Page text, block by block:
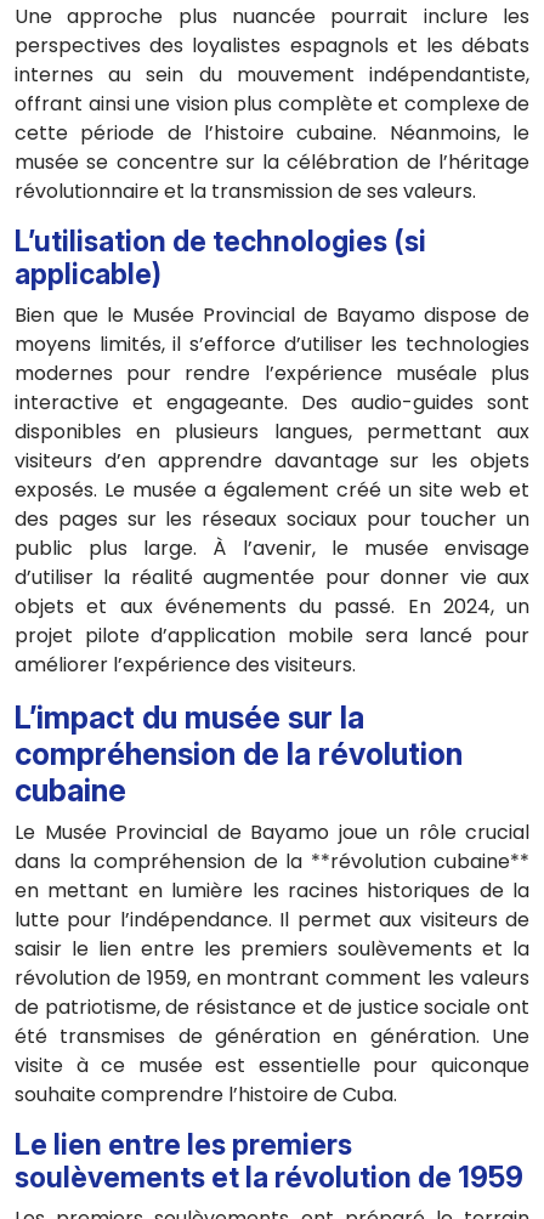
Une approche plus nuancée pourrait inclure les
perspectives des loyalistes espagnols et les débats
internes au sein du mouvement indépendantiste,
offrant ainsi une vision plus complète et complexe de
cette période de l’histoire cubaine. Néanmoins, le
musée se concentre sur la célébration de l’héritage
révolutionnaire et la transmission de ses valeurs.
L’utilisation de technologies (si
applicable)
Bien que le Musée Provincial de Bayamo dispose de
moyens limités, il s’efforce d’utiliser les technologies
modernes pour rendre l’expérience muséale plus
interactive et engageante. Des audio-guides sont
disponibles en plusieurs langues, permettant aux
visiteurs d’en apprendre davantage sur les objets
exposés. Le musée a également créé un site web et
des pages sur les réseaux sociaux pour toucher un
public plus large. À l’avenir, le musée envisage
d’utiliser la réalité augmentée pour donner vie aux
objets et aux événements du passé. En 2024, un
projet pilote d’application mobile sera lancé pour
améliorer l’expérience des visiteurs.
L’impact du musée sur la
compréhension de la révolution
cubaine
Le Musée Provincial de Bayamo joue un rôle crucial
dans la compréhension de la **révolution cubaine**
en mettant en lumière les racines historiques de la
lutte pour l’indépendance. Il permet aux visiteurs de
saisir le lien entre les premiers soulèvements et la
révolution de 1959, en montrant comment les valeurs
de patriotisme, de résistance et de justice sociale ont
été transmises de génération en génération. Une
visite à ce musée est essentielle pour quiconque
souhaite comprendre l’histoire de Cuba.
Le lien entre les premiers
soulèvements et la révolution de 1959